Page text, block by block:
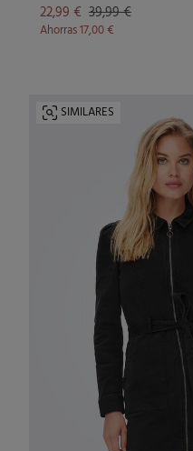
22,99 € 39,99 €
Ahorras17,00 €
SIMILARES